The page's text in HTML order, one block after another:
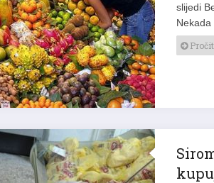
slijedi